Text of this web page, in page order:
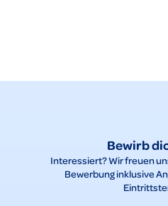
Bewirb
Interessiert? Wir freuen
Bewerbung inklusive